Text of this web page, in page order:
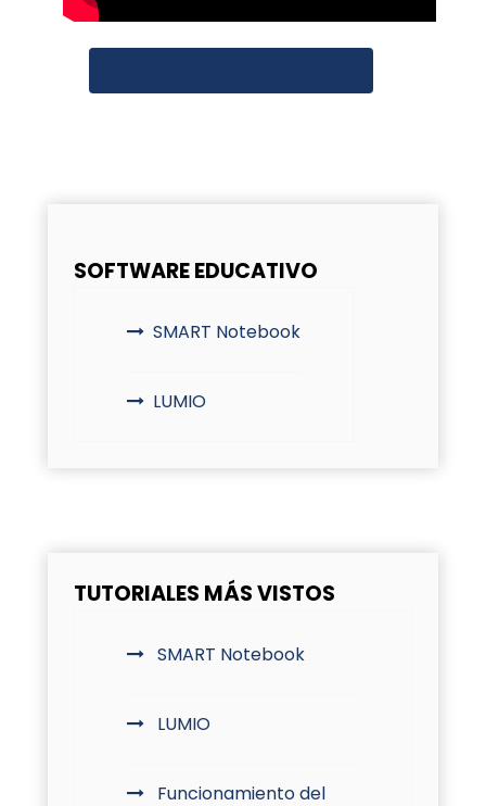
SOFTWARE EDUCATIVO
SMART Notebook
LUMIO
TUTORIALES MÁS VISTOS
SMART Notebook
LUMIO
Funcionamiento del